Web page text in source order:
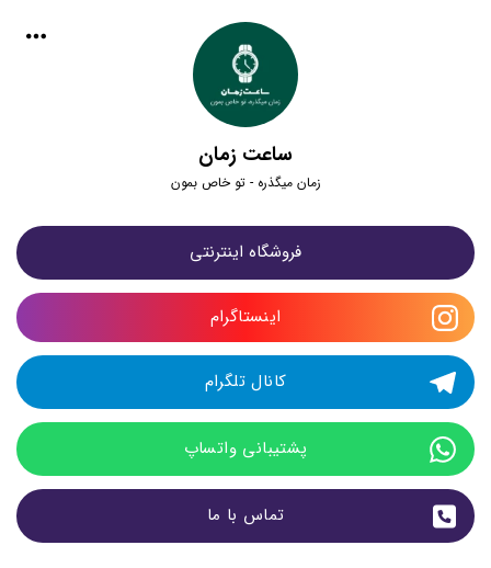
ساعت زمان
زمان میگذره - تو خاص بمون
فروشگاه اینترنتی
اینستاگرام
کانال تلگرام
پشتیبانی واتساپ
تماس با ما